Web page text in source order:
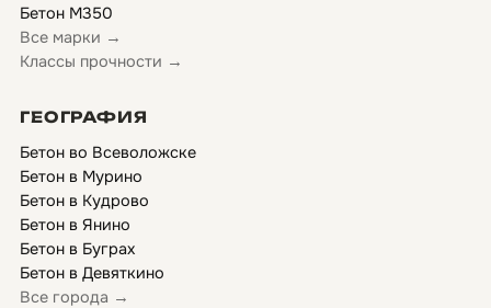
Бетон М350
Все марки →
Классы прочности →
ГЕОГРАФИЯ
Бетон во Всеволожске
Бетон в Мурино
Бетон в Кудрово
Бетон в Янино
Бетон в Буграх
Бетон в Девяткино
Все города →